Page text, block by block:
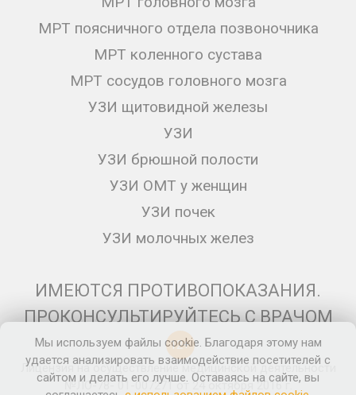
МРТ поясничного отдела позвоночника
МРТ коленного сустава
МРТ сосудов головного мозга
УЗИ щитовидной железы
УЗИ
УЗИ брюшной полости
УЗИ ОМТ у женщин
УЗИ почек
УЗИ молочных желез
ИМЕЮТСЯ ПРОТИВОПОКАЗАНИЯ.
ПРОКОНСУЛЬТИРУЙТЕСЬ С ВРАЧОМ
12+
Лицензия на осуществление медицинской деятельности
№ЛО-78- 01-007271 от 24 октября 2016 г.
Мы используем файлы cookie. Благодаря этому нам
удается анализировать взаимодействие посетителей с
сайтом и делать его лучше. Оставаясь на сайте, вы